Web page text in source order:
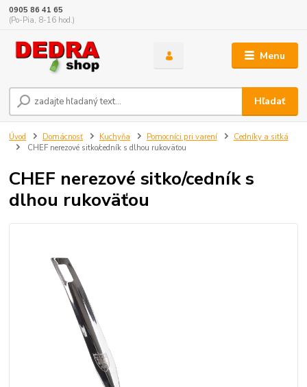
Menu
Hľadať
0905 86 41 65
(Po-Pia, 8-16 hod.)
Úvod Domácnosť Kuchyňa Pomocníci pri varení
Cedníky a sitká
CHEF nerezové sitko/cedník s dlhou rukoväťou
CHEF nerezové sitko/cedník s
dlhou rukoväťou